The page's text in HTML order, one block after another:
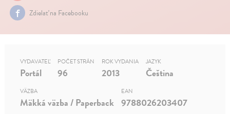
Zdielať na Facebooku
VYDAVATEĽ
Portál
POČET STRÁN
96
ROK VYDANIA
2013
JAZYK
Čeština
VÄZBA
Mäkká väzba / Paperback
EAN
9788026203407